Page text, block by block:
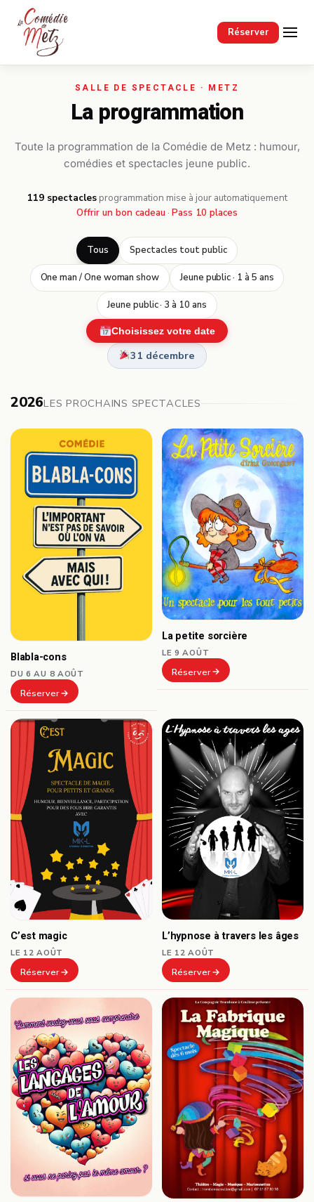
Réserver
Passer au contenu principal
La programmation
Toute la programmation de la Comédie de Metz : humour,
comédies et spectacles jeune public.
119 spectacles· programmation mise à jour automatiquement
Offrir un bon cadeau · Pass 10 places
Tous Spectacles tout public
One man / One woman show Jeune public · 1 à 5 ans
Jeune public · 3 à 10 ans
Choisissez votre date
31 décembre
2026LES PROCHAINS SPECTACLES
Blabla-cons
DU 6 AU 8 AOÛT
Réserver
La petite sorcière
LE 9 AOÛT
Réserver
C’est magic
LE 12 AOÛT
Réserver
L’hypnose à travers les âges
LE 12 AOÛT
Réserver